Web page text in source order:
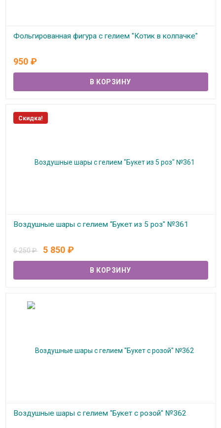
Фольгированная фигура с гелием "Котик в колпачке"
950 ₽
Скидка!
Воздушные шары с гелием "Букет из 5 роз" №361
6 250₽ 5 850 ₽
Воздушные шары с гелием "Букет с розой" №362